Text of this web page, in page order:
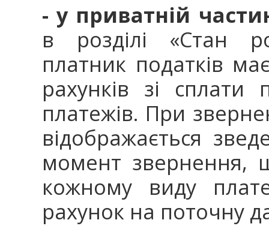
- у приватній
в розділі «Стан
платник податків
рахунків зі сплати
платежів. При
відображається
момент звернення,
кожному виду
рахунок на поточну